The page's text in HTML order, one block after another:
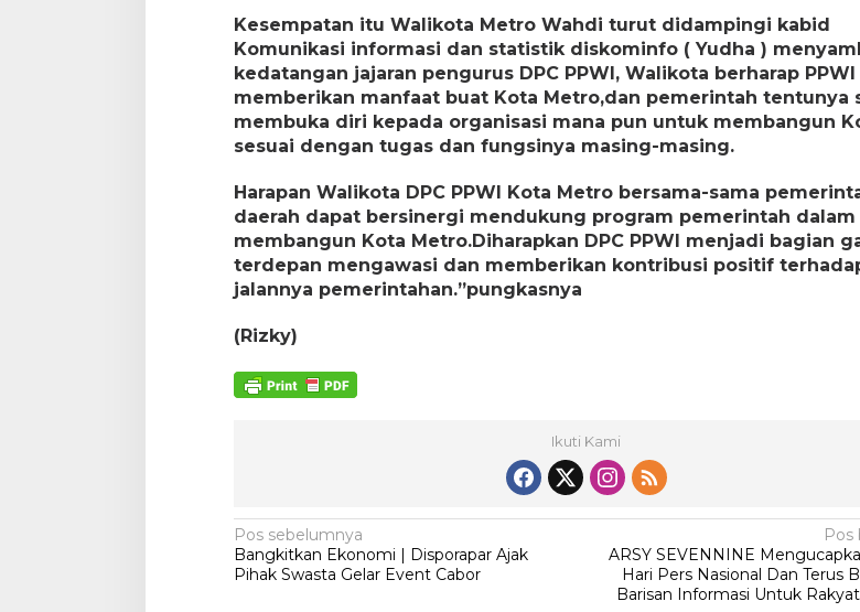
Kesempatan itu Walikota Metro Wahdi turut didampingi kabid
Komunikasi informasi dan statistik diskominfo ( Yudha )
kedatangan jajaran pengurus DPC PPWI, Walikota berharap
memberikan manfaat buat Kota Metro,dan pemerintah tentunya
membuka diri kepada organisasi mana pun untuk membangun
sesuai dengan tugas dan fungsinya masing-masing.
Harapan Walikota DPC PPWI Kota Metro bersama-sama
daerah dapat bersinergi mendukung program pemerintah dalam
membangun Kota Metro.Diharapkan DPC PPWI menjadi bagian
terdepan mengawasi dan memberikan kontribusi positif
jalannya pemerintahan.”pungkasnya
(Rizky)
Ikuti Kami
N
a
Pos sebelumnya
Bangkitkan Ekonomi | Disporapar Ajak
Pihak Swasta Gelar Event Cabor
Pos
ARSY SEVENNINE
Hari Pers Nasional Dan Terus
Barisan Informasi Untuk